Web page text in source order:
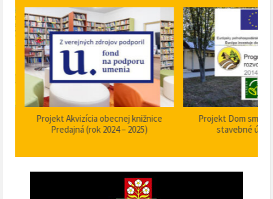
Projekt Akvizícia obecnej knižnice
Predajná (rok 2024 – 2025)
Projekt Dom smútku
stavebné úpravy